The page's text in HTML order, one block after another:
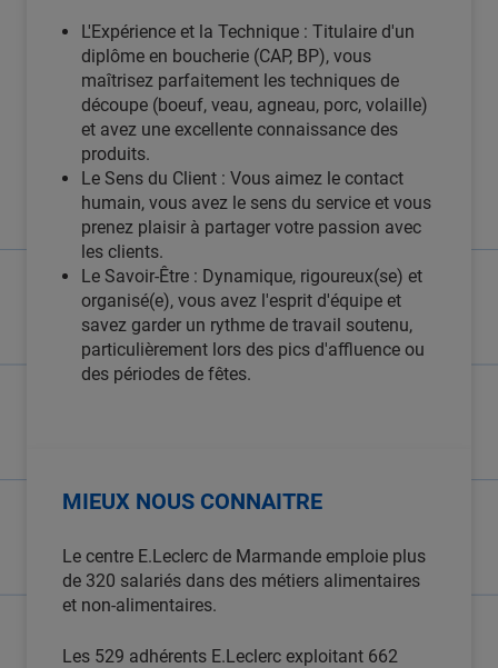
L'Expérience et la Technique : Titulaire d'un
diplôme en boucherie (CAP, BP), vous
maîtrisez parfaitement les techniques de
découpe (boeuf, veau, agneau, porc, volaille)
et avez une excellente connaissance des
produits.
Le Sens du Client : Vous aimez le contact
humain, vous avez le sens du service et vous
prenez plaisir à partager votre passion avec
les clients.
Le Savoir-Être : Dynamique, rigoureux(se) et
organisé(e), vous avez l'esprit d'équipe et
savez garder un rythme de travail soutenu,
particulièrement lors des pics d'affluence ou
des périodes de fêtes.
MIEUX NOUS CONNAITRE
Le centre E.Leclerc de Marmande emploie plus
de 320 salariés dans des métiers alimentaires
et non-alimentaires.
Les 529 adhérents E.Leclerc exploitant 662